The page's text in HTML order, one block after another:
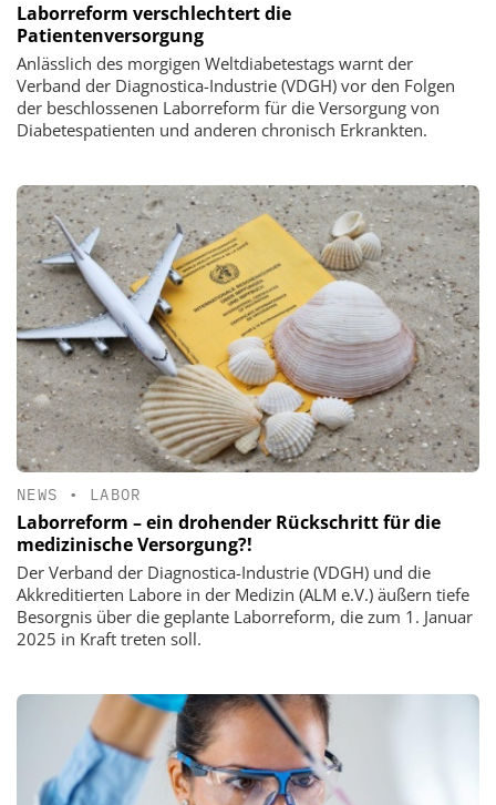
Laborreform verschlechtert die
Patientenversorgung
Anlässlich des morgigen Weltdiabetestags warnt der
Verband der Diagnostica-Industrie (VDGH) vor den Folgen
der beschlossenen Laborreform für die Versorgung von
Diabetespatienten und anderen chronisch Erkrankten.
NEWS • LABOR
Laborreform – ein drohender Rückschritt für die
medizinische Versorgung?!
Der Verband der Diagnostica-Industrie (VDGH) und die
Akkreditierten Labore in der Medizin (ALM e.V.) äußern tiefe
Besorgnis über die geplante Laborreform, die zum 1. Januar
2025 in Kraft treten soll.